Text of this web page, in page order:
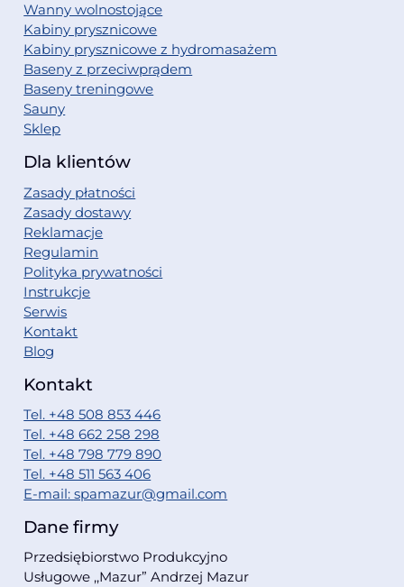
Wanny wolnostojące
Kabiny prysznicowe
Kabiny prysznicowe z hydromasażem
Baseny z przeciwprądem
Baseny treningowe
Sauny
Sklep
Dla klientów
Zasady płatności
Zasady dostawy
Reklamacje
Regulamin
Polityka prywatności
Instrukcje
Serwis
Kontakt
Blog
Kontakt
Tel. +48 508 853 446
Tel. +48 662 258 298
Tel. +48 798 779 890
Tel. +48 511 563 406
E-mail: spamazur@gmail.com
Dane firmy
Przedsiębiorstwo Produkcyjno
Usługowe ,,Mazur” Andrzej Mazur